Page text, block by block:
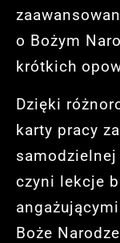
o Bożym
krótkich
Dzięki
karty pracy
czyni lekcje
Boże